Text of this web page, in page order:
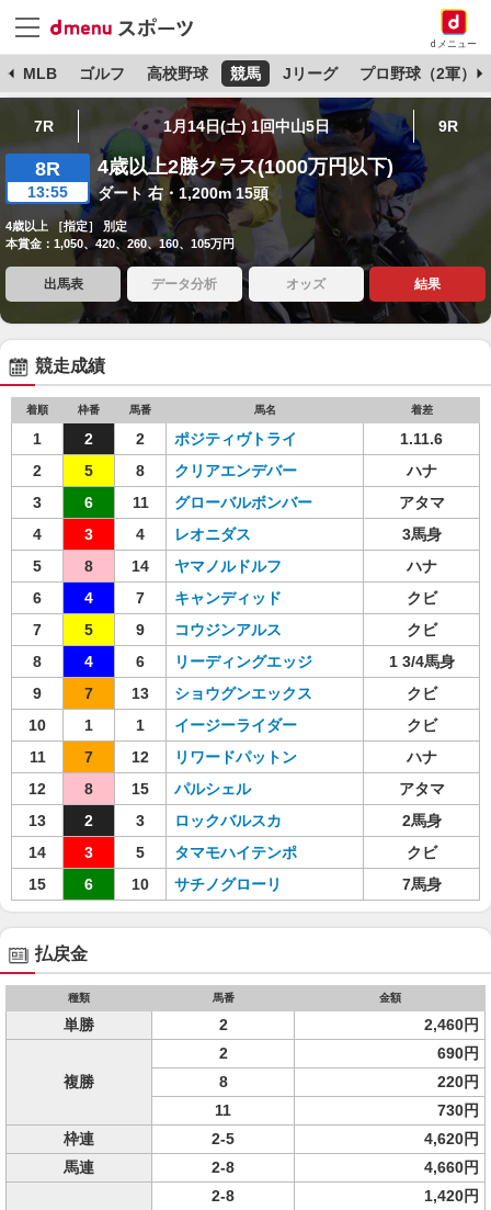
dメニュー
MLB ゴルフ 高校野球 競馬 Jリーグ プロ野球（2軍）
7R 1月14日(土) 1回中山5日 9R
8R
13:55
4歳以上2勝クラス(1000万円以下)
ダート 右・1,200m 15頭
4歳以上 ［指定］ 別定
本賞金：1,050、420、260、160、105万円
出馬表 データ分析 オッズ 結果
競走成績
着順 枠番 馬番 馬名 着差
1 2 2 ポジティヴトライ
1.11.6
2
5 8 クリアエンデバー
ハナ
3
6 11 グローバルボンバー
アタマ
4
3 4 レオニダス
3馬身
5
8 14 ヤマノルドルフ
ハナ
6
4 7 キャンディッド
クビ
7
5 9 コウジンアルス
クビ
8
4 6 リーディングエッジ
1 3/4馬身
9
7 13 ショウグンエックス
クビ
10
1 1 イージーライダー
クビ
11
7 12 リワードパットン
ハナ
12
8 15 パルシェル
アタマ
13
2 3 ロックバルスカ
2馬身
14
3 5 タマモハイテンポ
クビ
15
6 10 サチノグローリ 7馬身
払戻金
種類 馬番 金額
単勝 2 2,460円
複勝
2
690円
8
220円
11
730円
枠連
2-5
4,620円
馬連
2-8 4,660円
2-8
1,420円